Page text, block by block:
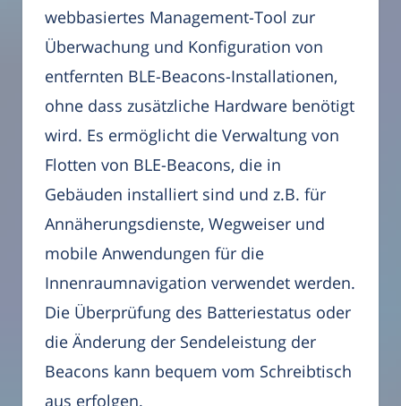
webbasiertes Management-Tool zur
Überwachung und Konfiguration von
entfernten BLE-Beacons-Installationen,
ohne dass zusätzliche Hardware benötigt
wird. Es ermöglicht die Verwaltung von
Flotten von BLE-Beacons, die in
Gebäuden installiert sind und z.B. für
Annäherungsdienste, Wegweiser und
mobile Anwendungen für die
Innenraumnavigation verwendet werden.
Die Überprüfung des Batteriestatus oder
die Änderung der Sendeleistung der
Beacons kann bequem vom Schreibtisch
aus erfolgen.